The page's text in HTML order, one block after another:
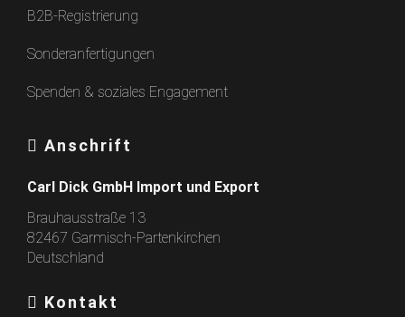
B2B-Registrierung
Sonderanfertigungen
Spenden & soziales Engagement
Anschrift
Carl Dick GmbH Import und Export
Brauhausstraße 13
82467 Garmisch-Partenkirchen
Deutschland
Kontakt